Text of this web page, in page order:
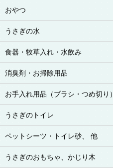
おやつ
うさぎの水
食器・牧草入れ・水飲み
消臭剤・お掃除用品
お手入れ用品（ブラシ・つめ切り）
うさぎのトイレ
ペットシーツ・トイレ砂、 他
うさぎのおもちゃ、かじり木